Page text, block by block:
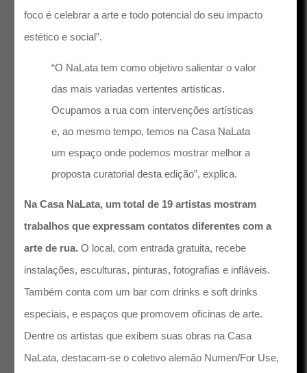
foco é celebrar a arte e todo potencial do seu impacto
estético e social”.
“O NaLata tem como objetivo salientar o valor
das mais variadas vertentes artísticas.
Ocupamos a rua com intervenções artísticas
e, ao mesmo tempo, temos na Casa NaLata
um espaço onde podemos mostrar melhor a
proposta curatorial desta edição”, explica.
Na Casa NaLata, um total de 19 artistas mostram
trabalhos que expressam contatos diferentes com a
arte de rua. O local, com entrada gratuita, recebe
instalações, esculturas, pinturas, fotografias e infláveis.
Também conta com um bar com drinks e soft drinks
especiais, e espaços que promovem oficinas de arte.
Dentre os artistas que exibem suas obras na Casa
NaLata, destacam-se o coletivo alemão Numen/For Use,